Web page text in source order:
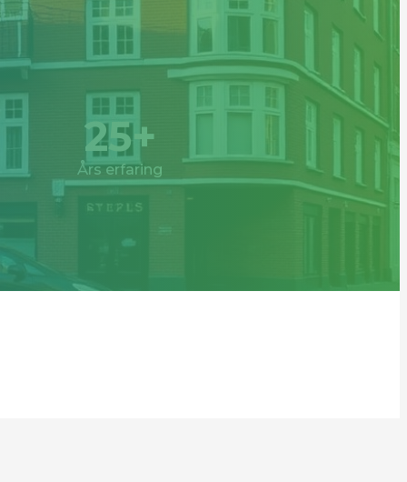
25+
Års erfaring